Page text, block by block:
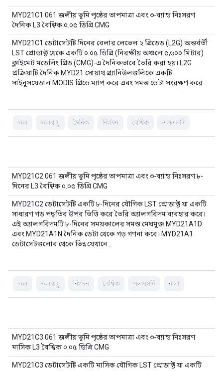
MYD21C1.061 জলীয় ভূমি পৃষ্ঠের তাপমাত্রা এবং ৩-ব্যান্ড নিঃসরণ
দৈনিক L3 বৈশ্বিক ০.০৫ ডিগ্রি CMG
MYD21C1 ডেটাসেটটি দিনের বেলার লেভেল ২ গ্রিডেড (L2G) অন্তর্বর্তী
LST প্রোডাক্ট থেকে একটি ০.০৫ ডিগ্রি (নিরক্ষীয় অঞ্চলে ৫,৬০০ মিটার)
ক্লাইমেট মডেলিং গ্রিড (CMG)-এ দৈনিকভাবে তৈরি করা হয়। L2G
প্রক্রিয়াটি দৈনিক MYD21 সোয়াথ গ্র্যানিউলগুলিকে একটি
সাইনুসয়েডাল MODIS গ্রিডে ম্যাপ করে এবং সমস্ত ডেটা সংরক্ষণ করে…
জল জলবায়ু দৈনিক নির্গমন বৈশ্বিক এলএসটি
MYD21C2.061 জলীয় ভূমি পৃষ্ঠের তাপমাত্রা এবং ৩-ব্যান্ড নিঃসরণ ৮-
দিনের L3 বৈশ্বিক ০.০৫ ডিগ্রি CMG
MYD21C2 ডেটাসেটটি একটি ৮-দিনের যৌগিক LST প্রোডাক্ট যা একটি
সাধারণ গড় পদ্ধতির উপর ভিত্তি করে তৈরি অ্যালগরিদম ব্যবহার করে।
এই অ্যালগরিদমটি ৮-দিনের সময়কালের সমস্ত মেঘমুক্ত MYD21A1D
এবং MYD21A1N দৈনিক ডেটা থেকে গড় গণনা করে। MYD21A1
ডেটাসেটগুলোর থেকে ভিন্ন যেখানে…
জল জলবায়ু নির্গমন বৈশ্বিক এলএসটি নাসা
MYD21C3.061 জলীয় ভূমি পৃষ্ঠের তাপমাত্রা এবং ৩-ব্যান্ড নিঃসরণ
মাসিক L3 বৈশ্বিক ০.০৫ ডিগ্রি CMG
MYD21C3 ডেটাসেটটি একটি মাসিক যৌগিক LST প্রোডাক্ট যা একটি